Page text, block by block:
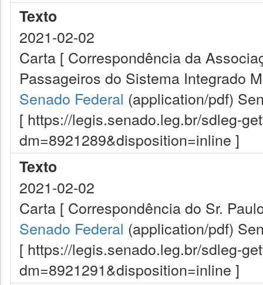
Texto
2021-02-02
Carta [ Correspondência da
Passageiros do Sistema Integrado
Senado Federal (application/pdf)
[ https://legis.senado.leg.br/sdleg-
dm=8921289&disposition=inline ]
Texto
2021-02-02
Carta [ Correspondência do Sr.
Senado Federal (application/pdf)
[ https://legis.senado.leg.br/sdleg-
dm=8921291&disposition=inline ]